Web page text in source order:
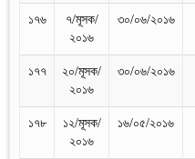
১৭৬
৭/মূসক/
২০১৬
৩০/০৬/২০১৬
১৭৭
২০/মূসক/
২০১৬
৩০/০৬/২০১৬
১৭৮
১২/মূসক/
২০১৬
১৬/০৫/২০১৬